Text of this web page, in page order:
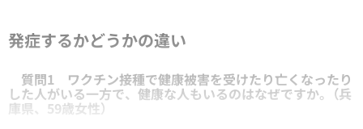
発症するかどうかの違い
質問1 ワクチン接種で健康被害を受けたり亡くなったり
した人がいる一方で、健康な人もいるのはなぜですか。（兵
庫県、59歳女性）